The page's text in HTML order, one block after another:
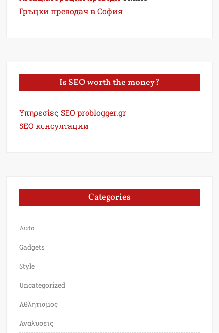
Гръцки преводач в София
Is SEO worth the money?
Υπηρεσίες SEO problogger.gr
SEO консултации
Categories
Auto
Gadgets
Style
Uncategorized
Αθλητισμος
Αναλυσεις